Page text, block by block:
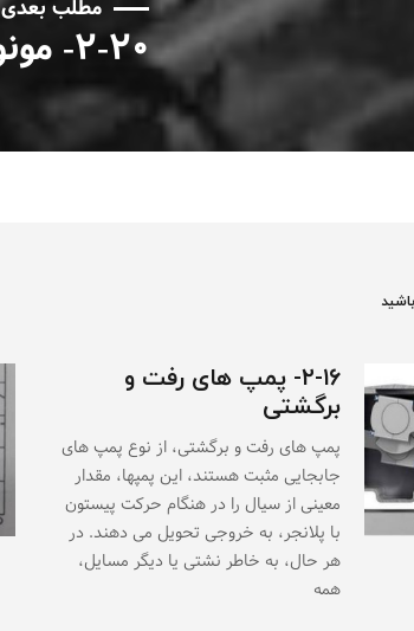
مطلب بعدی
۲-۲۰- مونو پمپ
۲-۱۶- پمپ های رفت و
برگشتی
پمپ های رفت و برگشتی، از نوع پمپ های
جابجایی مثبت هستند، این پمپها، مقدار
معینی از سیال را در هنگام حرکت پیستون
با پلانجر، به خروجی تحویل می دهند. در
هر حال، به خاطر نشتی یا دیگر مسایل،
همه